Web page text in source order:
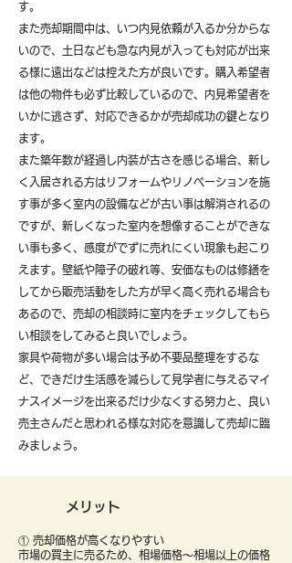
す。
また売却期間中は、いつ内見依頼が入るか分からな
いので、土日なども急な内見が入っても対応が出来
る様に遠出などは控えた方が良いです。購入希望者
は他の物件も必ず比較しているので、内見希望者を
いかに逃さず、対応できるかが売却成功の鍵となり
ます。
また築年数が経過し内装が古さを感じる場合、新し
く入居される方はリフォームやリノベーションを施
す事が多く室内の設備などが古い事は解消されるの
ですが、新しくなった室内を想像することができな
い事も多く、感度がでずに売れにくい現象も起こり
えます。壁紙や障子の破れ等、安価なものは修繕を
してから販売活動をした方が早く高く売れる場合も
あるので、売却の相談時に室内をチェックしてもら
い相談をしてみると良いでしょう。
​家具や荷物が多い場合は予め不要品整理をするな
ど、できだけ生活感を減らして見学者に与えるマイ
ナスイメージを出来るだけ少なくする努力と、良い
売主さんだと思われる様な対応を意識して売却に臨
みましょう。
メリット
① 売却価格が高くなりやすい
市場の買主に売るため、相場価格〜相場以上の価格